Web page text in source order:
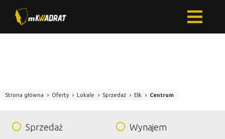
Strona główna Oferty Lokale Sprzedaż Ełk Centrum
Sprzedaż
Wynajem